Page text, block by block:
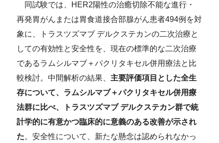
同試験では、HER2陽性の治癒切除不能な進行・
再発胃がんまたは胃食道接合部腺がん患者494例を対
象に、トラスツズマブ デルクステカンの二次治療と
しての有効性と安全性を、現在の標準的な二次治療
であるラムシルマブ＋パクリタキセル併用療法と比
較検討。中間解析の結果、 主要評価項目とした全生
存について、ラムシルマブ＋パクリタキセル併用療
法群に比べ、トラスツズマブ デルクステカン群で統
計学的に有意かつ臨床的に意義のある改善が示され
た。安全性について、新たな懸念は認められなかっ